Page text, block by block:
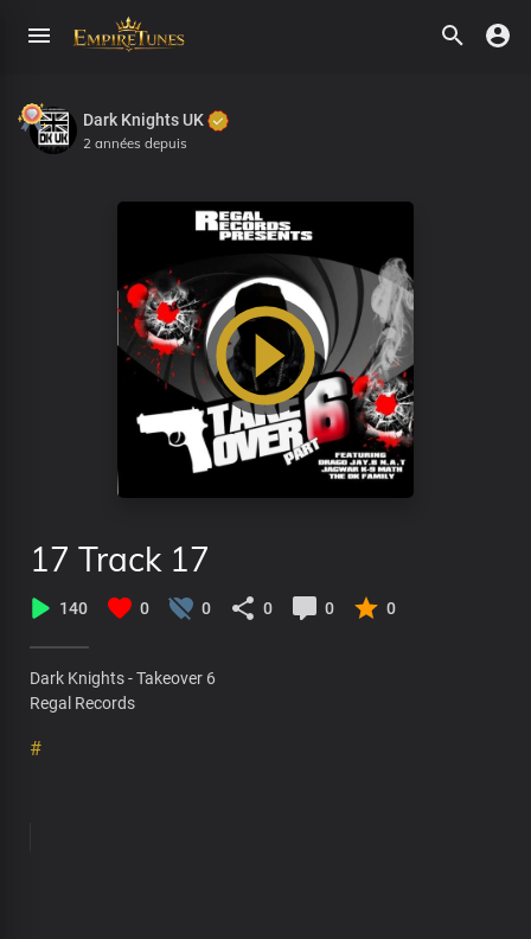
Dark Knights UK
2 années depuis
17 Track 17
140 0 0 0 0 0
Dark Knights - Takeover 6
Regal Records
#